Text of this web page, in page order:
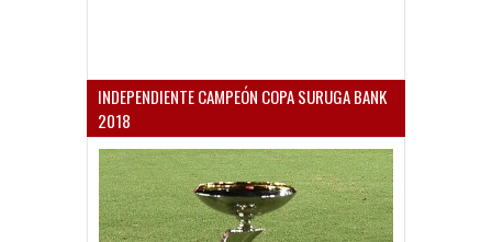
INDEPENDIENTE CAMPEÓN COPA SURUGA BANK
2018